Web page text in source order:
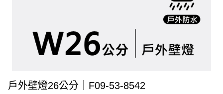
戶外壁燈26公分｜F09-53-8542